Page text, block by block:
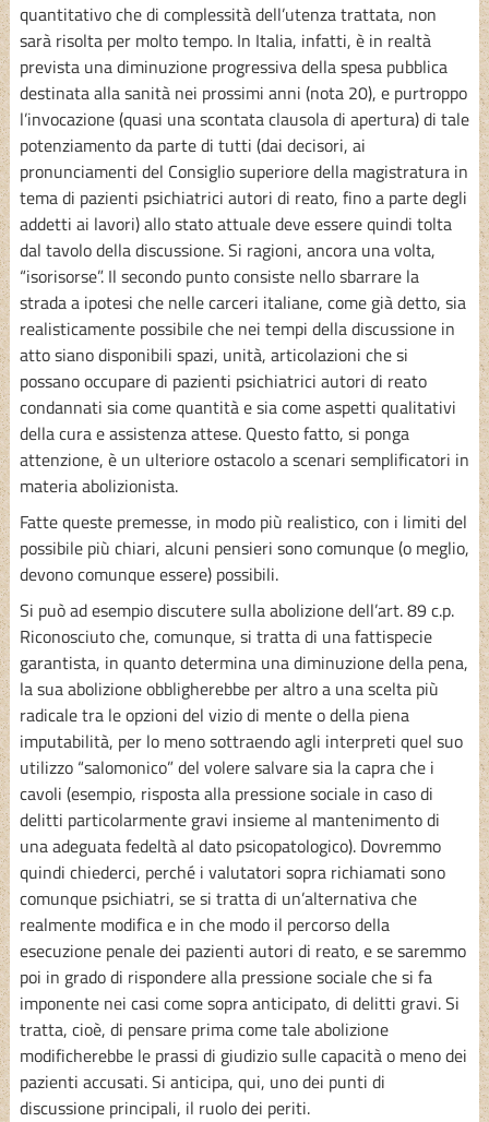
quantitativo che di complessità dell’utenza trattata, non
sarà risolta per molto tempo. In Italia, infatti, è in realtà
prevista una diminuzione progressiva della spesa pubblica
destinata alla sanità nei prossimi anni (nota 20), e purtroppo
l’invocazione (quasi una scontata clausola di apertura) di tale
potenziamento da parte di tutti (dai decisori, ai
pronunciamenti del Consiglio superiore della magistratura in
tema di pazienti psichiatrici autori di reato, fino a parte degli
addetti ai lavori) allo stato attuale deve essere quindi tolta
dal tavolo della discussione. Si ragioni, ancora una volta,
“isorisorse”. Il secondo punto consiste nello sbarrare la
strada a ipotesi che nelle carceri italiane, come già detto, sia
realisticamente possibile che nei tempi della discussione in
atto siano disponibili spazi, unità, articolazioni che si
possano occupare di pazienti psichiatrici autori di reato
condannati sia come quantità e sia come aspetti qualitativi
della cura e assistenza attese. Questo fatto, si ponga
attenzione, è un ulteriore ostacolo a scenari semplificatori in
materia abolizionista.
Fatte queste premesse, in modo più realistico, con i limiti del
possibile più chiari, alcuni pensieri sono comunque (o meglio,
devono comunque essere) possibili.
Si può ad esempio discutere sulla abolizione dell’art. 89 c.p.
Riconosciuto che, comunque, si tratta di una fattispecie
garantista, in quanto determina una diminuzione della pena,
la sua abolizione obbligherebbe per altro a una scelta più
radicale tra le opzioni del vizio di mente o della piena
imputabilità, per lo meno sottraendo agli interpreti quel suo
utilizzo “salomonico” del volere salvare sia la capra che i
cavoli (esempio, risposta alla pressione sociale in caso di
delitti particolarmente gravi insieme al mantenimento di
una adeguata fedeltà al dato psicopatologico). Dovremmo
quindi chiederci, perché i valutatori sopra richiamati sono
comunque psichiatri, se si tratta di un’alternativa che
realmente modifica e in che modo il percorso della
esecuzione penale dei pazienti autori di reato, e se saremmo
poi in grado di rispondere alla pressione sociale che si fa
imponente nei casi come sopra anticipato, di delitti gravi. Si
tratta, cioè, di pensare prima come tale abolizione
modificherebbe le prassi di giudizio sulle capacità o meno dei
pazienti accusati. Si anticipa, qui, uno dei punti di
discussione principali, il ruolo dei periti.